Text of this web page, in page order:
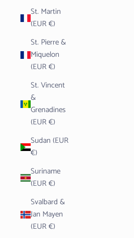
St. Martin
(EUR €)
St. Pierre &
Miquelon
(EUR €)
St. Vincent
&
Grenadines
(EUR €)
Sudan (EUR
€)
Suriname
(EUR €)
Svalbard &
Jan Mayen
(EUR €)